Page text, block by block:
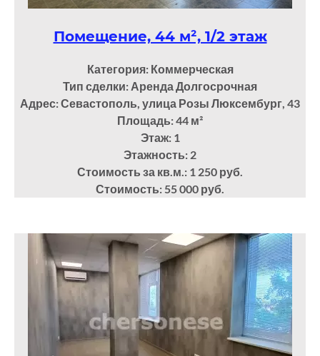
Помещение, 44 м², 1/2 этаж
Категория: Коммерческая
Тип сделки: Аренда Долгосрочная
Адрес: Севастополь, улица Розы Люксембург, 43
Площадь: 44 м²
Этаж: 1
Этажность: 2
Стоимость за кв.м.: 1 250 руб.
Стоимость: 55 000 руб.